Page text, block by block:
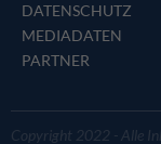
DATENSCHUTZ
MEDIADATEN
PARTNER
Copyright 2022 - Alle